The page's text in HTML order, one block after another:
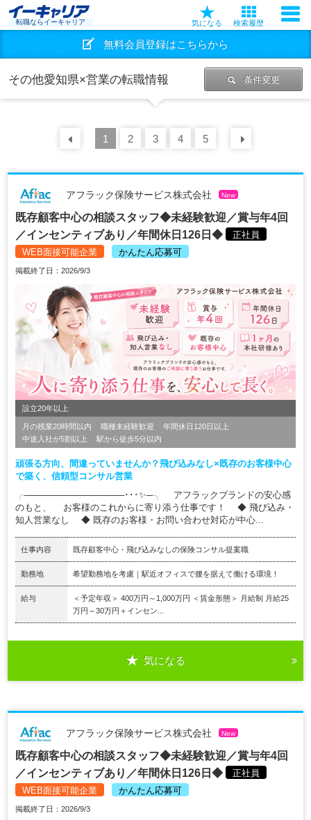
転職ならイーキャリア 気になる 検索履歴
無料会員登録はこちらから
その他愛知県×営業の転職情報 条件変更
前の 30
1 2 3 4 5
アフラック保険サービス株式会社 New
既存顧客中心の相談スタッフ◆未経験歓迎／賞与年4回
／インセンティブあり／年間休日126日◆
正社員
WEB面接可能企業
かんたん応募可
掲載終了日：2026/9/3
設立20年以上
月の残業20時間以内 職種未経験歓迎
年間休日120日以上
中途入社が5割以上
駅から徒歩5分以内
頑張る方向、間違っていませんか？飛び込みなし×既存のお客様中心
で築く、信頼型コンサル営業
╭────────────────･･･✨─╮ アフラックブランドの安心感
のもと、 お客様のこれからに寄り添う仕事です！ ◆ 飛び込み・
知人営業なし ◆ 既存のお客様・お問い合わせ対応が中心...
仕事内容 既存顧客中心・飛び込みなしの保険コンサル提案職
勤務地 希望勤務地を考慮｜駅近オフィスで腰を据えて働ける環境！
給与
＜予定年収＞ 400万円～1,000万円 ＜賃金形態＞ 月給制 月給25
万円～30万円＋インセン...
気になる
アフラック保険サービス株式会社 New
既存顧客中心の相談スタッフ◆未経験歓迎／賞与年4回
／インセンティブあり／年間休日126日◆
正社員
WEB面接可能企業
かんたん応募可
掲載終了日：2026/9/3